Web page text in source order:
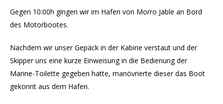
Gegen 10:00h gingen wir im Hafen von Morro Jable an Bord
des Motorbootes.
Nachdem wir unser Gepäck in der Kabine verstaut und der
Skipper uns eine kurze Einweisung in die Bedienung der
Marine-Toilette gegeben hatte, manövrierte dieser das Boot
gekonnt aus dem Hafen.